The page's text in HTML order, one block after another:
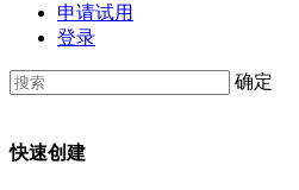
申请试用
登录
确定
快速创建